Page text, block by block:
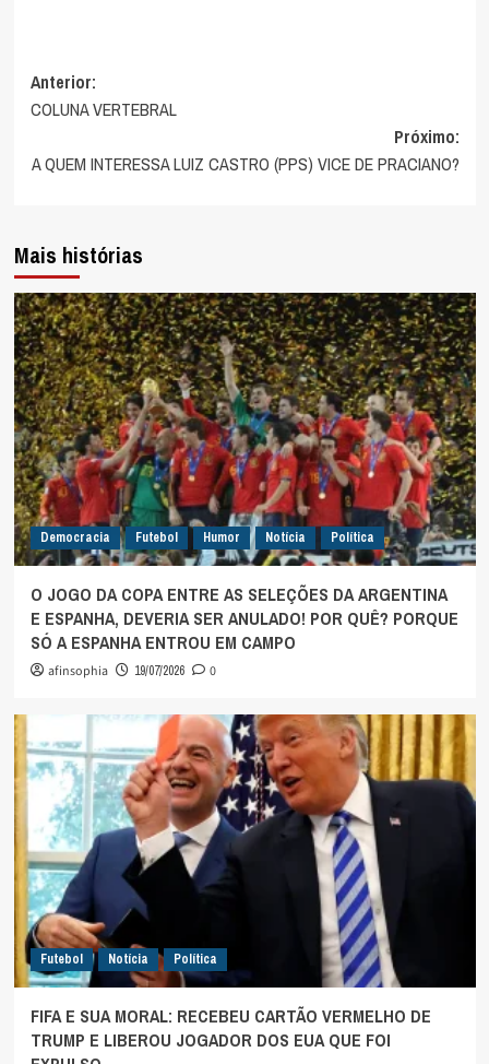
Navegação
de
artigos
Anterior:
COLUNA VERTEBRAL
Próximo:
A QUEM INTERESSA LUIZ CASTRO (PPS) VICE DE PRACIANO?
Mais histórias
Democracia Futebol Humor Notícia Política
O JOGO DA COPA ENTRE AS SELEÇÕES DA ARGENTINA
E ESPANHA, DEVERIA SER ANULADO! POR QUÊ? PORQUE
SÓ A ESPANHA ENTROU EM CAMPO
afinsophia 19/07/2026 0
Futebol Notícia Política
FIFA E SUA MORAL: RECEBEU CARTÃO VERMELHO DE
TRUMP E LIBEROU JOGADOR DOS EUA QUE FOI